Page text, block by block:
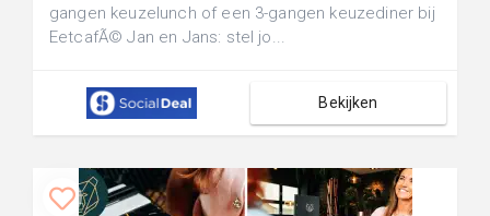
gangen keuzelunch of een 3-gangen keuzediner bij
EetcafÃ© Jan en Jans: stel jo...
Bekijken